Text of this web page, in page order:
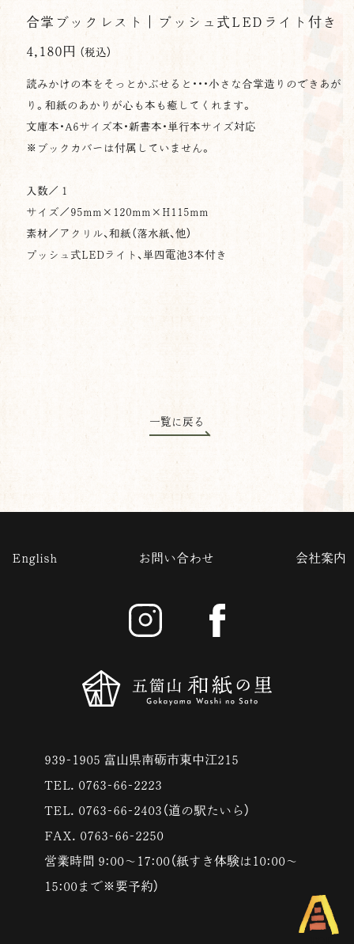
合掌ブックレスト｜プッシュ式LEDライト付き
4,180円 （税込）
読みかけの本をそっとかぶせると・・・小さな合掌造りのできあが
り。和紙のあかりが心も本も癒してくれます。
文庫本・A6サイズ本・新書本・単行本サイズ対応
※ブックカバーは付属していません。
入数／１
サイズ／95mm×120mm×H115mm
素材／アクリル、和紙（落水紙、他）
プッシュ式LEDライト、単四電池3本付き
一覧に戻る
939-1905 富山県南砺市東中江215
TEL. 0763-66-2223
TEL. 0763-66-2403（道の駅たいら）
FAX. 0763-66-2250
営業時間 9:00〜17:00（紙すき体験は10:00〜
15:00まで※要予約）
English お問い合わせ 会社案内